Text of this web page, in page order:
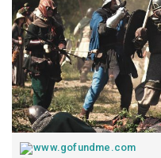
www.gofundme.com